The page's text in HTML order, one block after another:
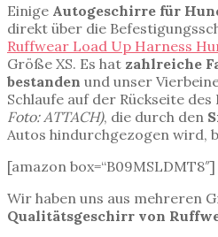
Einige Autogeschirre für
direkt über die
Ruffwear Load Up Harness
Größe XS. Es hat zahlreiche
bestanden und unser
Schlaufe auf der Rückseite
Foto: ATTACH), die durch den
Autos hindurchgezogen wird,
[amazon box=“B09MSLDMT8″]
Wir haben uns aus mehreren
Qualitätsgeschirr von